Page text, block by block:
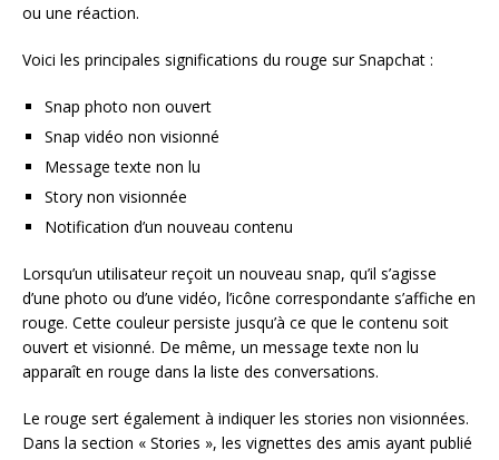
ou une réaction.
Voici les principales significations du rouge sur Snapchat :
Snap photo non ouvert
Snap vidéo non visionné
Message texte non lu
Story non visionnée
Notification d’un nouveau contenu
Lorsqu’un utilisateur reçoit un nouveau snap, qu’il s’agisse
d’une photo ou d’une vidéo, l’icône correspondante s’affiche en
rouge. Cette couleur persiste jusqu’à ce que le contenu soit
ouvert et visionné. De même, un message texte non lu
apparaît en rouge dans la liste des conversations.
Le rouge sert également à indiquer les stories non visionnées.
Dans la section « Stories », les vignettes des amis ayant publié